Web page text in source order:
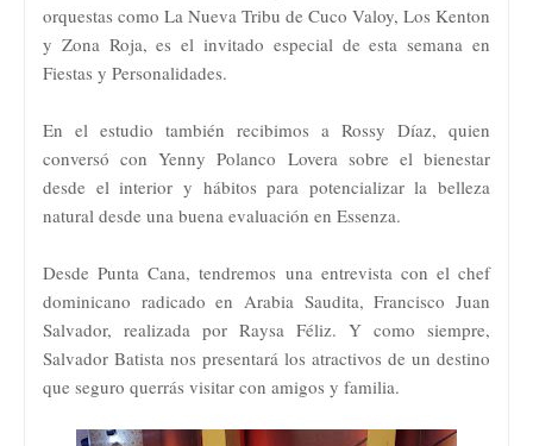
orquestas como La Nueva Tribu de Cuco Valoy, Los Kenton
y Zona Roja, es el invitado especial de esta semana en
Fiestas y Personalidades.
En el estudio también recibimos a Rossy Díaz, quien
conversó con Yenny Polanco Lovera sobre el bienestar
desde el interior y hábitos para potencializar la belleza
natural desde una buena evaluación en Essenza.
Desde Punta Cana, tendremos una entrevista con el chef
dominicano radicado en Arabia Saudita, Francisco Juan
Salvador, realizada por Raysa Féliz. Y como siempre,
Salvador Batista nos presentará los atractivos de un destino
que seguro querrás visitar con amigos y familia.